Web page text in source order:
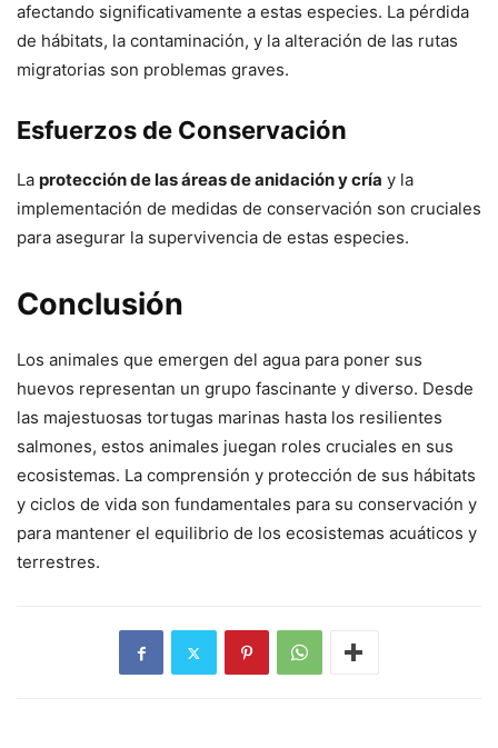
afectando significativamente a estas especies. La pérdida
de hábitats, la contaminación, y la alteración de las rutas
migratorias son problemas graves.
Esfuerzos de Conservación
La protección de las áreas de anidación y cría y la
implementación de medidas de conservación son cruciales
para asegurar la supervivencia de estas especies.
Conclusión
Los animales que emergen del agua para poner sus
huevos representan un grupo fascinante y diverso. Desde
las majestuosas tortugas marinas hasta los resilientes
salmones, estos animales juegan roles cruciales en sus
ecosistemas. La comprensión y protección de sus hábitats
y ciclos de vida son fundamentales para su conservación y
para mantener el equilibrio de los ecosistemas acuáticos y
terrestres.